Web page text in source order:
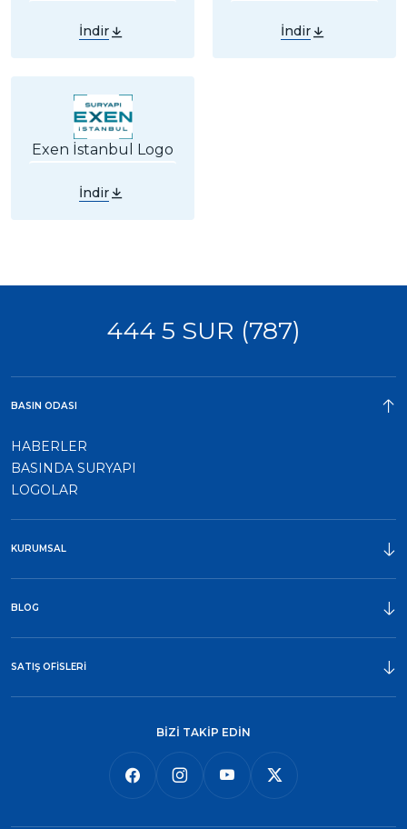
İndir İndir
Exen İstanbul Logo
İndir
444 5 SUR (787)
BİZİ TAKİP EDİN
BASIN ODASI
HABERLER
BASINDA SURYAPI
LOGOLAR
KURUMSAL
BLOG
SATIŞ OFİSLERİ